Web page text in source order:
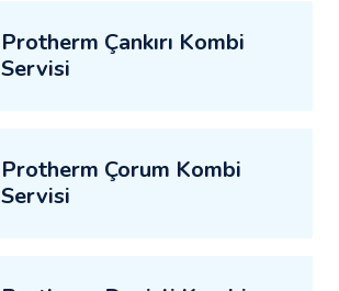
Protherm Çankırı Kombi
Servisi
Protherm Çorum Kombi
Servisi